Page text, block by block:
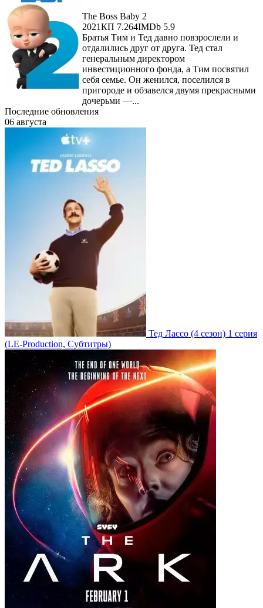
The Boss Baby 2
2021КП 7.264IMDb 5.9
Братья Тим и Тед давно повзрослели и
отдалились друг от друга. Тед стал
генеральным директором
инвестиционного фонда, а Тим посвятил
себя семье. Он женился, поселился в
пригороде и обзавелся двумя прекрасными
дочерьми —...
Последние обновления
06 августа
Тед Лассо (4 сезон) 1 серия
(LE-Production, Субтитры)